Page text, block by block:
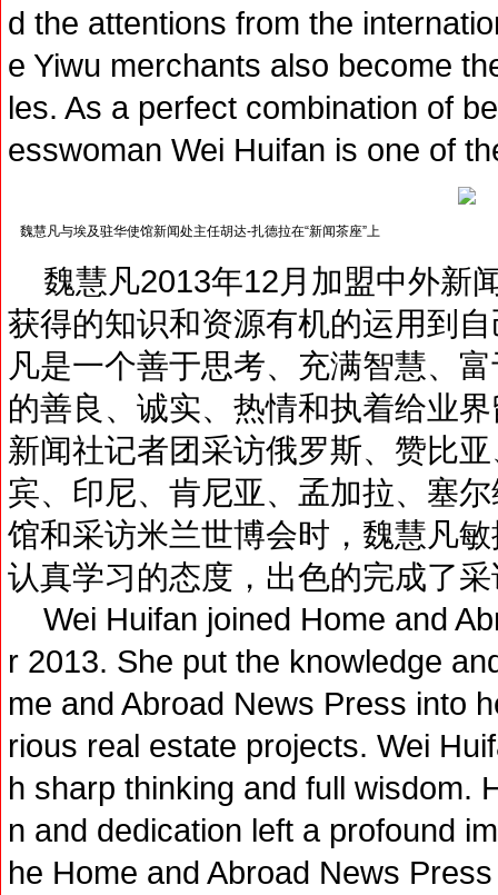
d the attentions from the
e Yiwu merchants also become
les. As a perfect combination of
esswoman Wei Huifan is one of
魏慧凡与埃及驻华使馆新闻处主任胡达-扎德拉在“新闻茶座”上
魏慧凡2013年12月加盟中外新
获得的知识和资源有机的运用到
凡是一个善于思考、充满智慧、
的善良、诚实、热情和执着给业
新闻社记者团采访俄罗斯、赞比
宾、印尼、肯尼亚、孟加拉、塞
馆和采访米兰世博会时，魏慧凡
认真学习的态度，出色的完成了
Wei Huifan joined Home and
r 2013. She put the knowledge
me and Abroad News Press into
rious real estate projects. Wei
h sharp thinking and full wisdom.
n and dedication left a profound
he Home and Abroad News